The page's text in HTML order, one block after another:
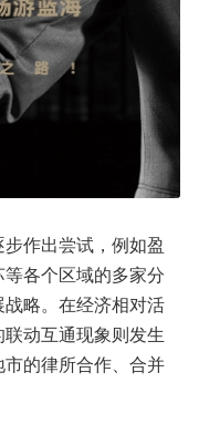
作出尝试，例如盈
各个区域的多家分
略。在经济相对活
动互通现象则发生
的律所合作、合并